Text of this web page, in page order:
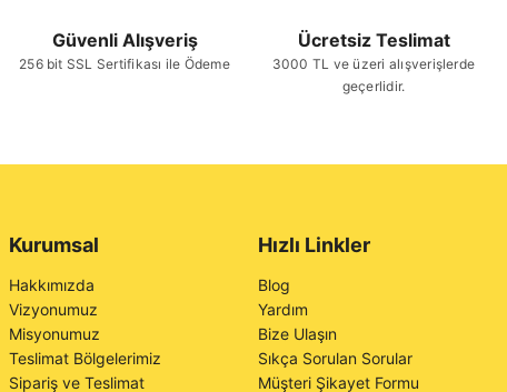
Güvenli Alışveriş
256 bit SSL Sertifikası ile Ödeme
Ücretsiz Teslimat
3000 TL ve üzeri alışverişlerde
geçerlidir.
Kurumsal
Hakkımızda
Vizyonumuz
Misyonumuz
Teslimat Bölgelerimiz
Sipariş ve Teslimat
Hızlı Linkler
Blog
Yardım
Bize Ulaşın
Sıkça Sorulan Sorular
Müşteri Şikayet Formu